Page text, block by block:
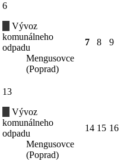
6
Vývoz
komunálneho
odpadu
Mengusovce
(Poprad)
7 8 9
13
Vývoz
komunálneho
odpadu
Mengusovce
(Poprad)
14 15 16